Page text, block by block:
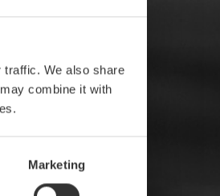
traffic. We also share
combine it with
Marketing